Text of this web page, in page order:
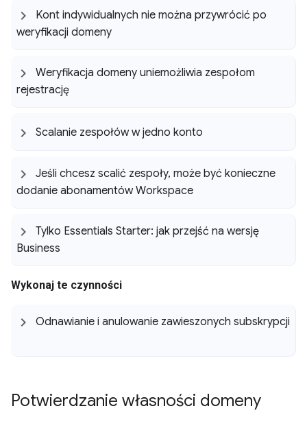
Kont indywidualnych nie można przywrócić po
weryfikacji domeny
Weryfikacja domeny uniemożliwia zespołom
rejestrację
Scalanie zespołów w jedno konto
Jeśli chcesz scalić zespoły, może być konieczne
dodanie abonamentów Workspace
Tylko Essentials Starter: jak przejść na wersję
Business
Wykonaj te czynności
Odnawianie i anulowanie zawieszonych subskrypcji
Potwierdzanie własności domeny